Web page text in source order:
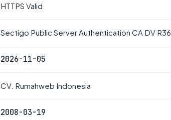
HTTPS Valid
Sectigo Public Server Authentication CA DV R36
2026-11-05
CV. Rumahweb Indonesia
2008-03-19